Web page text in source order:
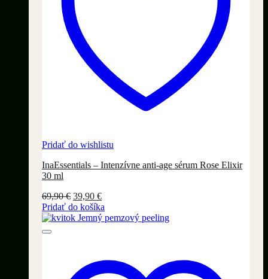
Pridať do wishlistu
InaEssentials – Intenzívne anti-age sérum Rose Elixir
30 ml
69,90€ Pôvodná
cena
bola:
39,90 €Aktuálna
cena
je:
Pridať do košíka